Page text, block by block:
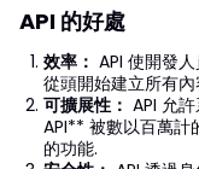
API 的好處
效率： API 使開發
從頭開始建立所有
可擴展性： API 允
API** 被數以百萬計
的功能.